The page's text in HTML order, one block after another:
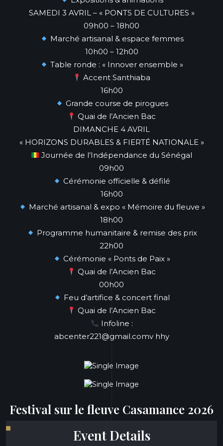
SAMEDI 3 AVRIL – « PONTS DE CULTURES »
09h00 – 18h00
Marché artisanal & espace femmes
10h00 – 12h00
Table ronde : « Innover ensemble »
Accent Santhiaba
16h00
Grande course de pirogues
Quai de l’Ancien Bac
DIMANCHE 4 AVRIL
« HORIZONS DURABLES & FIERTÉ NATIONALE »
Journée de l’Indépendance du Sénégal
09h00
Cérémonie officielle & défilé
16h00
Marché artisanal & expo « Mémoire du fleuve »
18h00
Programme humanitaire & remise des prix
22h00
Cérémonie « Ponts de Paix »
Quai de l’Ancien Bac
00h00
Feu d’artifice & concert final
Quai de l’Ancien Bac
Infoline :
abcenter221@gmail.comv hhy
Festival sur le fleuve Casamance 2026
Event Details